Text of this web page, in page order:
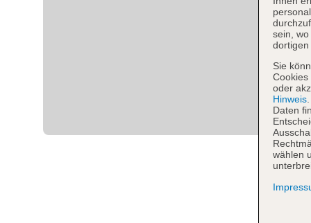
sein,
dortigen
Sie
Cookies
oder
Hinweis
Daten
wählen